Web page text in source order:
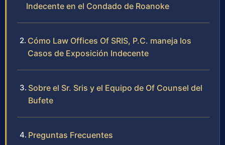
Indecente en el Condado de Roanoke
Cómo Law Offices Of SRIS, P.C. maneja los
Casos de Exposición Indecente
Sobre el Sr. Sris y el Equipo de Of Counsel del
Bufete
Preguntas Frecuentes